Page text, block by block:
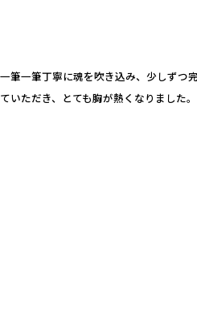
一筆一筆丁寧に魂を吹き込み、少しずつ
ていただき、とても胸が熱くなりました。